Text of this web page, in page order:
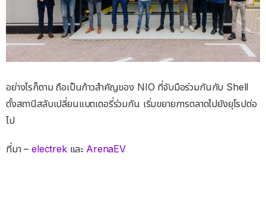
อย่างไรก็ตาม ถือเป็นก้าวสำคัญของ NIO ที่จับมือร่วมกันกับ Shell
ตั้งสถานีสลับเปลี่ยนแบตเตอรี่ร่วมกัน เริ่มขยายการตลาดไปยังยุโรปต่อ
ไป
ที่มา –electrekและ ArenaEV